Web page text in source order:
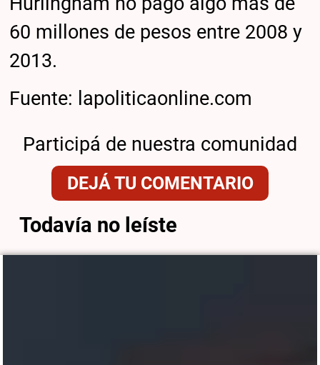
60 millones de pesos entre 2008 y
2013.
Fuente: lapoliticaonline.com
Participá de nuestra comunidad
DEJÁ TU COMENTARIO
Todavía no leíste